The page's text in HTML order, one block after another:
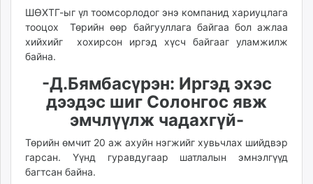
ШӨХТГ-ыг үл тоомсорлодог энэ компанид хариуцлага
тооцох Төрийн өөр байгууллага байгаа бол ажлаа
хийхийг хохирсон иргэд хүсч байгааг уламжилж
байна.
-Д.Бямбасүрэн: Иргэд эхэс
дээдэс шиг Солонгос явж
эмчлүүлж чадахгүй-
Төрийн өмчит 20 аж ахуйн нэгжийг хувьчлах шийдвэр
гарсан. Үүнд гуравдугаар шатлалын эмнэлгүүд
багтсан байна.